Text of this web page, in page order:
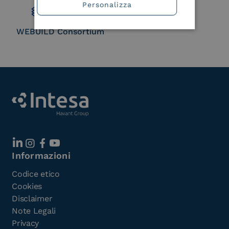
WEBUILD Consortium
Informazioni
Codice etico
Cookies
Disclaimer
Note Legali
Privacy
Personalizza